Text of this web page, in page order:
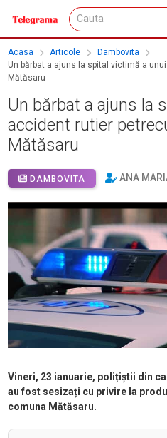
Acasa Articole
Dambovita
Un bărbat a ajuns la spital victimă a
Mătăsaru
Un bărbat a ajuns la
accident rutier
Mătăsaru
DAMBOVITA ANA
Vineri, 23 ianuarie, polițiștii din
au fost sesizați cu privire la
comuna Mătăsaru.